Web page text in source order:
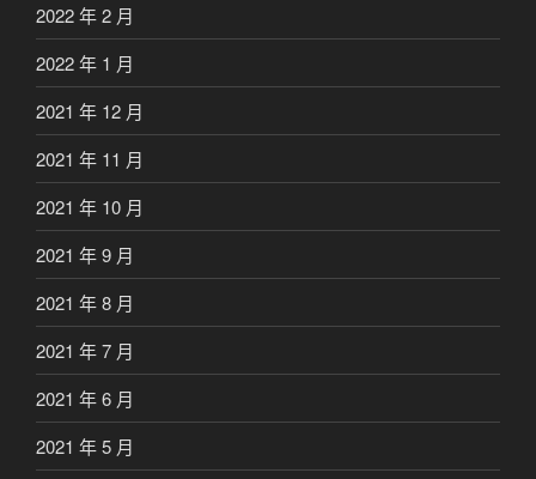
2022 年 2 月
2022 年 1 月
2021 年 12 月
2021 年 11 月
2021 年 10 月
2021 年 9 月
2021 年 8 月
2021 年 7 月
2021 年 6 月
2021 年 5 月